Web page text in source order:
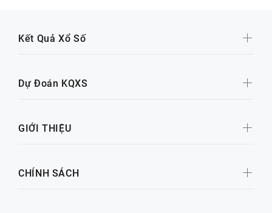
Kết Quả Xổ Số
Dự Đoán KQXS
GIỚI THIỆU
CHÍNH SÁCH